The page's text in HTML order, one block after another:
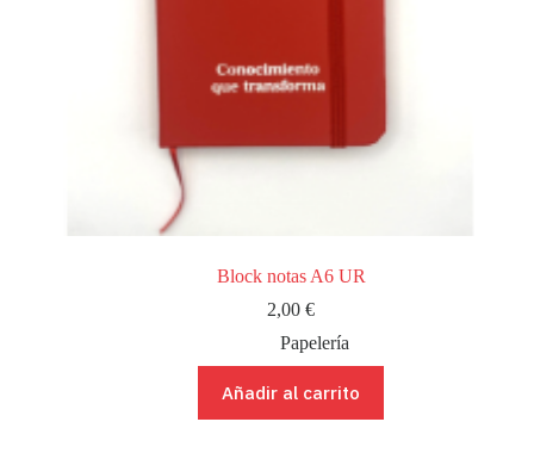
Block notas A6 UR
2,00 €
Papelería
Añadir al carrito